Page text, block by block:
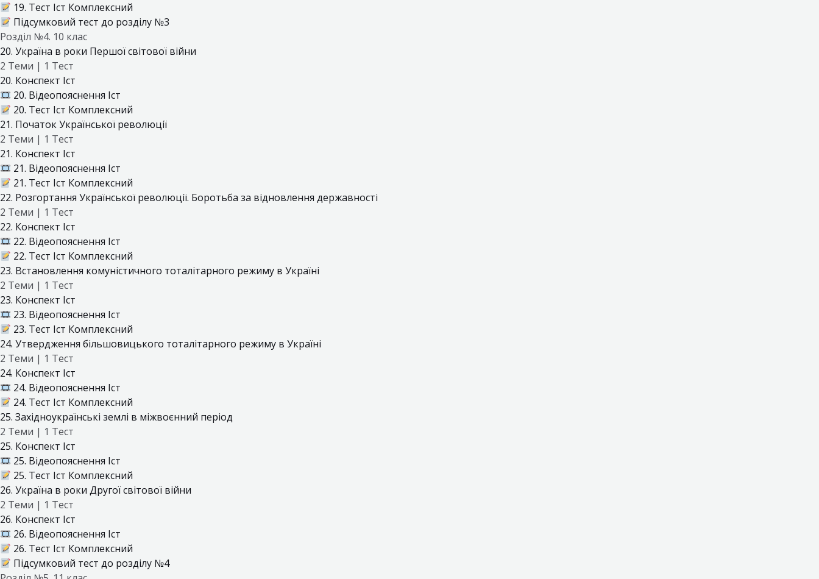
19. Тест Іст Комплексний
Підсумковий тест до розділу №3
Розділ №4. 10 клас
20. Україна в роки Першої світової війни
2 Теми | 1 Тест
20. Конспект Іст
20. Відеопояснення Іст
20. Тест Іст Комплексний
21. Початок Української революції
2 Теми | 1 Тест
21. Конспект Іст
21. Відеопояснення Іст
21. Тест Іст Комплексний
22. Розгортання Української революції. Боротьба за відновлення державності
2 Теми | 1 Тест
22. Конспект Іст
22. Відеопояснення Іст
22. Тест Іст Комплексний
23. Встановлення комуністичного тоталітарного режиму в Україні
2 Теми | 1 Тест
23. Конспект Іст
23. Відеопояснення Іст
23. Тест Іст Комплексний
24. Утвердження більшовицького тоталітарного режиму в Україні
2 Теми | 1 Тест
24. Конспект Іст
24. Відеопояснення Іст
24. Тест Іст Комплексний
25. Західноукраїнські землі в міжвоєнний період
2 Теми | 1 Тест
25. Конспект Іст
25. Відеопояснення Іст
25. Тест Іст Комплексний
26. Україна в роки Другої світової війни
2 Теми | 1 Тест
26. Конспект Іст
26. Відеопояснення Іст
26. Тест Іст Комплексний
Підсумковий тест до розділу №4